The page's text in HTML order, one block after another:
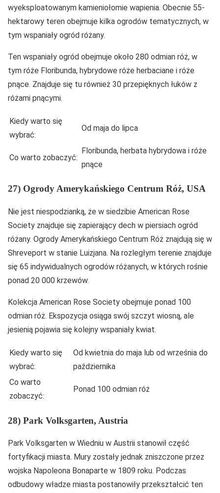
wyeksploatowanym kamieniołomie wapienia. Obecnie 55-
hektarowy teren obejmuje kilka ogrodów tematycznych, w
tym wspaniały ogród różany.
Ten wspaniały ogród obejmuje około 280 odmian róż, w
tym róże Floribunda, hybrydowe róże herbaciane i róże
pnące. Znajduje się tu również 30 przepięknych łuków z
różami pnącymi.
Kiedy warto się
wybrać:
Od maja do lipca
Co warto zobaczyć:
Floribunda, herbata hybrydowa i róże
pnące
27) Ogrody Amerykańskiego Centrum Róż, USA
Nie jest niespodzianką, że w siedzibie American Rose
Society znajduje się zapierający dech w piersiach ogród
różany. Ogrody Amerykańskiego Centrum Róż znajdują się w
Shreveport w stanie Luizjana. Na rozległym terenie znajduje
się 65 indywidualnych ogrodów różanych, w których rośnie
ponad 20 000 krzewów.
Kolekcja American Rose Society obejmuje ponad 100
odmian róż. Ekspozycja osiąga swój szczyt wiosną, ale
jesienią pojawia się kolejny wspaniały kwiat.
Kiedy warto się
wybrać:
Od kwietnia do maja lub od września do
października
Co warto
zobaczyć:
Ponad 100 odmian róż
28) Park Volksgarten, Austria
Park Volksgarten w Wiedniu w Austrii stanowił część
fortyfikacji miasta. Mury zostały jednak zniszczone przez
wojska Napoleona Bonaparte w 1809 roku. Podczas
odbudowy władze miasta postanowiły przekształcić ten